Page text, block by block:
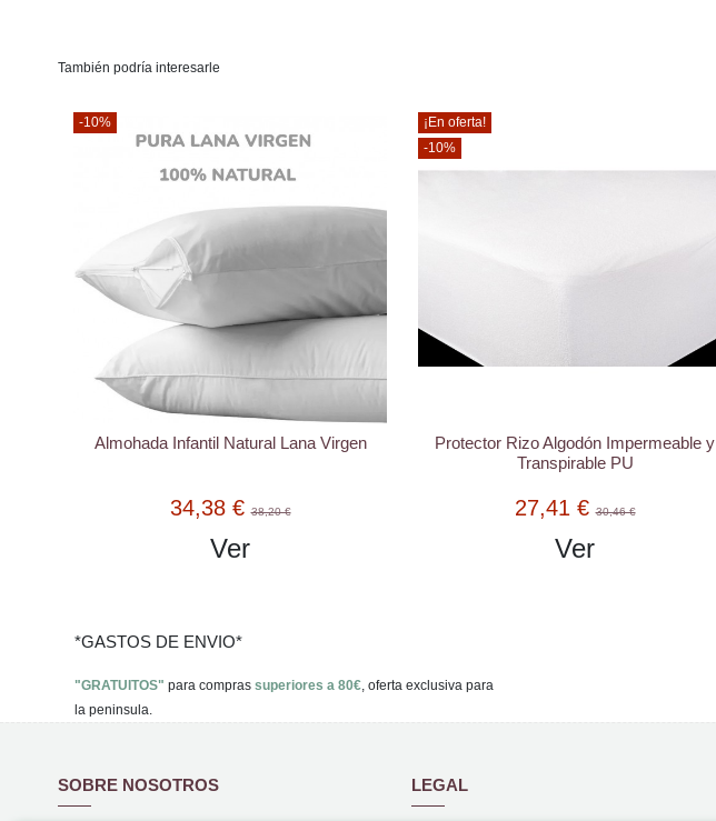
También podría interesarle
-10%
Almohada Infantil Natural Lana Virgen
34,38 €38,20 €
Ver
¡En oferta!
-10%
Protector Rizo Algodón Impermeable y
Transpirable PU
27,41 €30,46 €
Ver
*GASTOS DE ENVIO*
"GRATUITOS" para compras superiores a 80€, oferta exclusiva para
la peninsula.
SOBRE NOSOTROS LEGAL